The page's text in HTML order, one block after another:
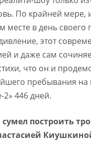
По крайней мере,
месте в день своего
этот
и даже сам
что он и
пребывания на
446 дней.
построить